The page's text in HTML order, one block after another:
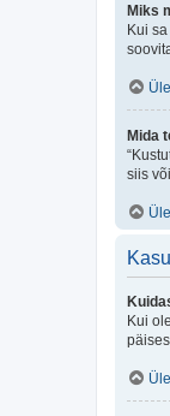
Miks
Kui
Mida
siis
Kui